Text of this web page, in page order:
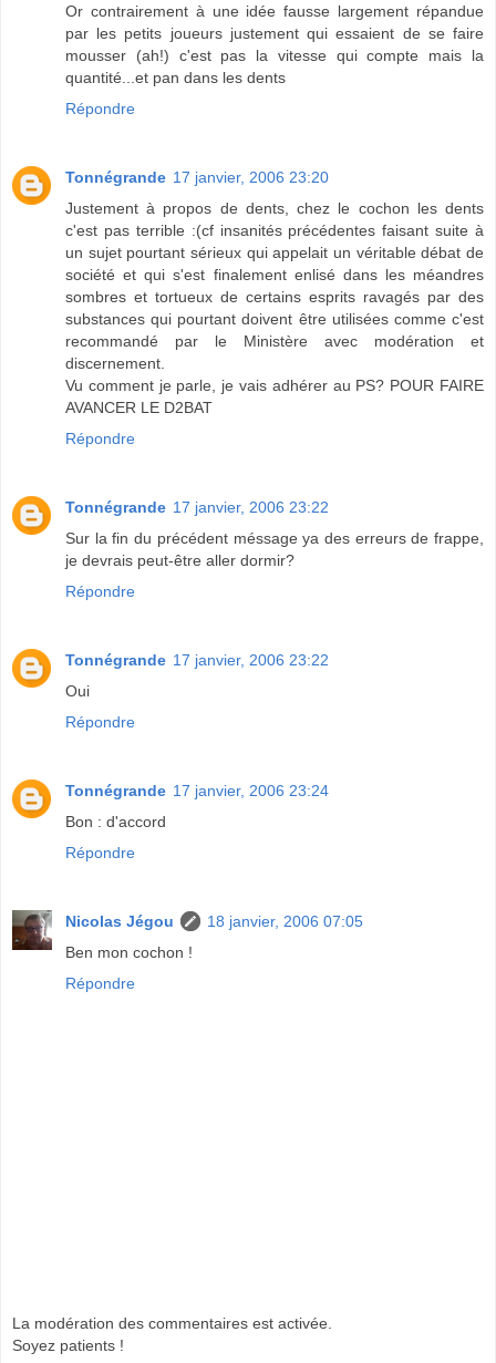
Or contrairement à une idée fausse largement répandue
par les petits joueurs justement qui essaient de se faire
mousser (ah!) c'est pas la vitesse qui compte mais la
quantité...et pan dans les dents
Répondre
Tonnégrande 17 janvier, 2006 23:20
Justement à propos de dents, chez le cochon les dents
c'est pas terrible :(cf insanités précédentes faisant suite à
un sujet pourtant sérieux qui appelait un véritable débat de
société et qui s'est finalement enlisé dans les méandres
sombres et tortueux de certains esprits ravagés par des
substances qui pourtant doivent être utilisées comme c'est
recommandé par le Ministère avec modération et
discernement.
Vu comment je parle, je vais adhérer au PS? POUR FAIRE
AVANCER LE D2BAT
Répondre
Tonnégrande 17 janvier, 2006 23:22
Sur la fin du précédent méssage ya des erreurs de frappe,
je devrais peut-être aller dormir?
Répondre
Tonnégrande 17 janvier, 2006 23:22
Oui
Répondre
Tonnégrande 17 janvier, 2006 23:24
Bon : d'accord
Répondre
Nicolas Jégou
18 janvier, 2006 07:05
Ben mon cochon !
Répondre
La modération des commentaires est activée.
Soyez patients !